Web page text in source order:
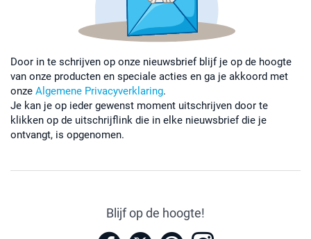
Door in te schrijven op onze nieuwsbrief blijf je op de hoogte
van onze producten en speciale acties en ga je akkoord met
onze Algemene Privacyverklaring.
Je kan je op ieder gewenst moment uitschrijven door te
klikken op de uitschrijflink die in elke nieuwsbrief die je
ontvangt, is opgenomen.
Blijf op de hoogte!